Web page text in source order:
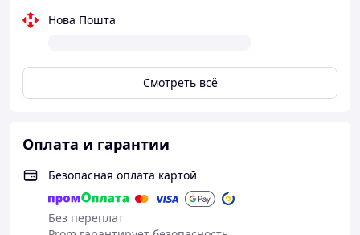
Нова Пошта
Смотреть всё
Оплата и гарантии
Безопасная оплата картой
Без переплат